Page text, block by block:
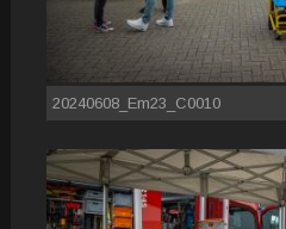
20240608_Em23_C0010